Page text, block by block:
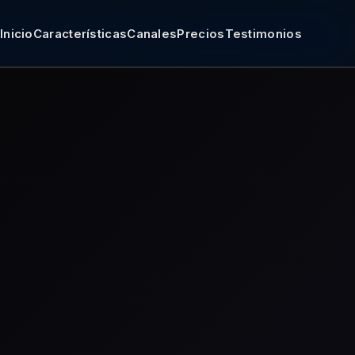
InicioCaracterísticasCanalesPreciosTestimonios